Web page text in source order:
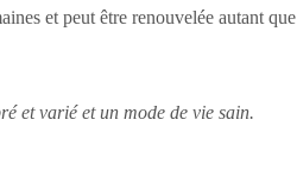
et peut être renouvelée autant que
et varié et un mode de vie sain.